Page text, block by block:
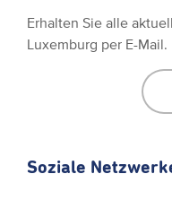
Erhalten Sie alle
Luxemburg per E-Mail.
Soziale